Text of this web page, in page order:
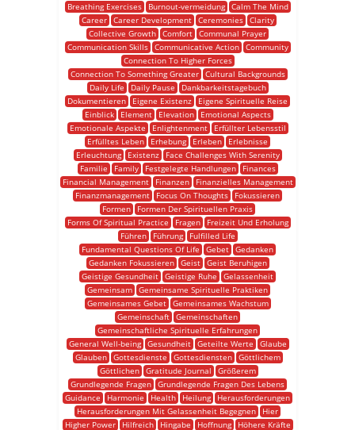
Breathing Exercises
Burnout-vermeidung
Calm The Mind
Career
Career Development Ceremonies
Clarity
Collective Growth Comfort Communal Prayer
Communication Skills
Communicative Action
Community
Connection To Higher Forces
Connection To Something Greater
Cultural Backgrounds
Daily Life
Daily Pause
Dankbarkeitstagebuch
Dokumentieren
Eigene Existenz
Eigene Spirituelle Reise
Einblick
Element Elevation
Emotional Aspects
Emotionale Aspekte
Enlightenment
Erfüllter Lebensstil
Erfülltes Leben
Erhebung Erleben
Erlebnisse
Erleuchtung
Existenz
Face Challenges With Serenity
Familie
Family Festgelegte Handlungen
Finances
Financial Management
Finanzen
Finanzielles Management
Finanzmanagement
Focus On Thoughts
Fokussieren
Formen
Formen Der Spirituellen Praxis
Forms Of Spiritual Practice
Fragen
Freizeit Und Erholung
Führen
Führung
Fulfilled Life
Fundamental Questions Of Life
Gebet Gedanken
Gedanken Fokussieren
Geist
Geist Beruhigen
Geistige Gesundheit Geistige Ruhe
Gelassenheit
Gemeinsam Gemeinsame Spirituelle Praktiken
Gemeinsames Gebet
Gemeinsames Wachstum
Gemeinschaft Gemeinschaften
Gemeinschaftliche Spirituelle Erfahrungen
General Well-being
Gesundheit Geteilte Werte
Glaube
Glauben
Gottesdienste Gottesdiensten
Göttlichem
Göttlichen
Gratitude Journal
Größerem
Grundlegende Fragen Grundlegende Fragen Des Lebens
Guidance
Harmonie Health Heilung
Herausforderungen
Herausforderungen Mit Gelassenheit Begegnen
Hier
Higher Power
Hilfreich Hingabe Hoffnung
Höhere Kräfte